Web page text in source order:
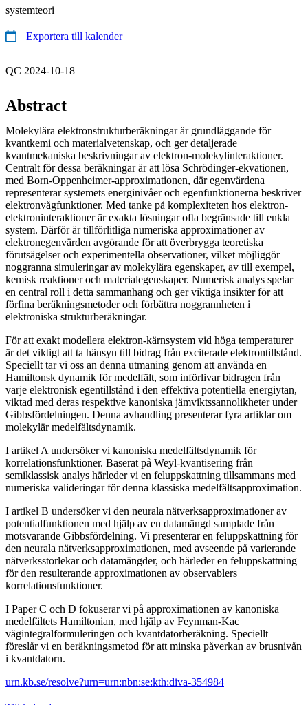
systemteori
Exportera till kalender
QC 2024-10-18
Abstract
Molekylära elektronstrukturberäkningar är grundläggande för
kvantkemi och materialvetenskap, och ger detaljerade
kvantmekaniska beskrivningar av elektron-molekylinteraktioner.
Centralt för dessa beräkningar är att lösa Schrödinger-ekvationen,
med Born-Oppenheimer-approximationen, där egenvärdena
representerar systemets energinivåer och egenfunktionerna beskriver
elektronvågfunktioner. Med tanke på komplexiteten hos elektron-
elektroninteraktioner är exakta lösningar ofta begränsade till enkla
system. Därför är tillförlitliga numeriska approximationer av
elektronegenvärden avgörande för att överbrygga teoretiska
förutsägelser och experimentella observationer, vilket möjliggör
noggranna simuleringar av molekylära egenskaper, av till exempel,
kemisk reaktioner och materialegenskaper. Numerisk analys spelar
en central roll i detta sammanhang och ger viktiga insikter för att
förfina beräkningsmetoder och förbättra noggrannheten i
elektroniska strukturberäkningar.
För att exakt modellera elektron-kärnsystem vid höga temperaturer
är det viktigt att ta hänsyn till bidrag från exciterade elektrontillstånd.
Speciellt tar vi oss an denna utmaning genom att använda en
Hamiltonsk dynamik för medelfält, som införlivar bidragen från
varje elektronisk egentillstånd i den effektiva potentiella energiytan,
viktad med deras respektive kanoniska jämviktssannolikheter under
Gibbsfördelningen. Denna avhandling presenterar fyra artiklar om
molekylär medelfältsdynamik.
I artikel A undersöker vi kanoniska medelfältsdynamik för
korrelationsfunktioner. Baserat på Weyl-kvantisering från
semiklassisk analys härleder vi en feluppskattning tillsammans med
numeriska valideringar för denna klassiska medelfältsapproximation.
I artikel B undersöker vi den neurala nätverksapproximationer av
potentialfunktionen med hjälp av en datamängd samplade från
motsvarande Gibbsfördelning. Vi presenterar en feluppskattning för
den neurala nätverksapproximationen, med avseende på varierande
nätverksstorlekar och datamängder, och härleder en feluppskattning
för den resulterande approximationen av observablers
korrelationsfunktioner.
I Paper C och D fokuserar vi på approximationen av kanoniska
medelfältets Hamiltonian, med hjälp av Feynman-Kac
vägintegralformuleringen och kvantdatorberäkning. Speciellt
föreslår vi en beräkningsmetod för att minska påverkan av brusnivån
i kvantdatorn.
urn.kb.se/resolve?urn=urn:nbn:se:kth:diva-354984